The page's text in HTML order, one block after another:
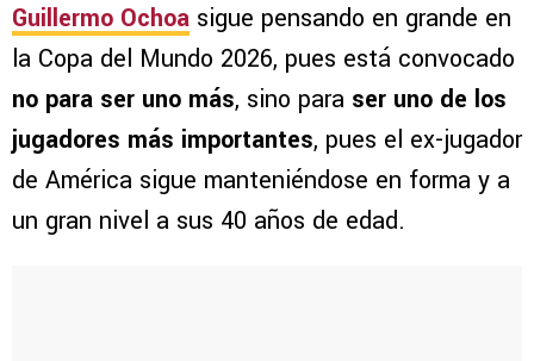
Guillermo Ochoa sigue pensando en grande en
la Copa del Mundo 2026, pues está convocado
no para ser uno más, sino para ser uno de los
jugadores más importantes, pues el ex-jugador
de América sigue manteniéndose en forma y a
un gran nivel a sus 40 años de edad.